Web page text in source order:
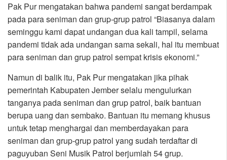
Pak Pur mengatakan bahwa pandemi sangat berdampak
pada para seniman dan grup-grup patrol “Biasanya dalam
seminggu kami dapat undangan dua kali tampil, selama
pandemi tidak ada undangan sama sekali, hal itu membuat
para seniman dan grup patrol sempat krisis ekonomi.”
Namun di balik itu, Pak Pur mengatakan jika pihak
pemerintah Kabupaten Jember selalu mengulurkan
tanganya pada seniman dan grup patrol, baik bantuan
berupa uang dan sembako. Bantuan itu memang khusus
untuk tetap menghargai dan memberdayakan para
seniman dan grup-grup patrol yang sudah terdaftar di
paguyuban Seni Musik Patrol berjumlah 54 grup.